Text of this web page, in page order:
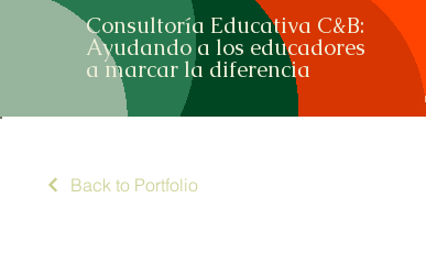
Consultoría Educativa C&B:
Ayudando a los educadores
a marcar la diferencia
Back to Portfolio